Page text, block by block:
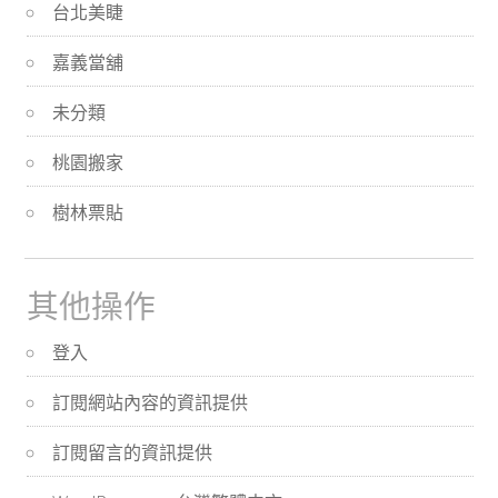
台北美睫
嘉義當舖
未分類
桃園搬家
樹林票貼
其他操作
登入
訂閱網站內容的資訊提供
訂閱留言的資訊提供